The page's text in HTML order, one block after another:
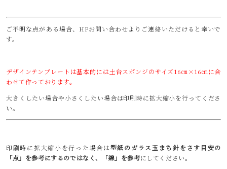
ご不明な点がある場合、HPお問い合わせよりご連絡いただけると幸いで
す。
デザインテンプレートは基本的には土台スポンジのサイズ16㎝×16㎝に合
わせて作っております。
大きくしたい場合や小さくしたい場合は印刷時に拡大縮小を行ってくださ
い。
印刷時に拡大縮小を行った場合は型紙のガラス玉まち針をさす目安の
「点」を参考にするのではなく、「線」を参考にしてください。